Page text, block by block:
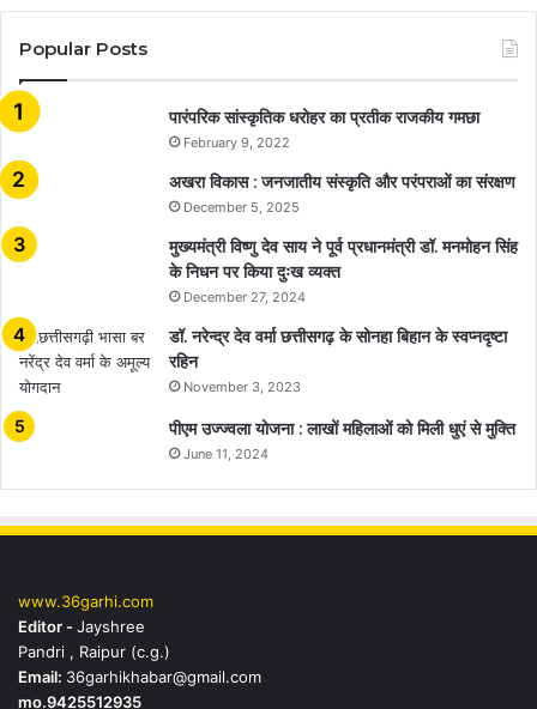
Popular Posts
​​​​​​​पारंपरिक सांस्कृतिक धरोहर का प्रतीक राजकीय गमछा
February 9, 2022
अखरा विकास : जनजातीय संस्कृति और परंपराओं का संरक्षण
December 5, 2025
मुख्यमंत्री विष्णु देव साय ने पूर्व प्रधानमंत्री डॉ. मनमोहन सिंह
के निधन पर किया दुःख व्यक्त
December 27, 2024
डॉ. नरेन्द्र देव वर्मा छत्तीसगढ़ के सोनहा बिहान के स्वप्नदृष्टा
रहिन
November 3, 2023
पीएम उज्ज्वला योजना : लाखों महिलाओं को मिली धुएं से मुक्ति
June 11, 2024
www.36garhi.com
Editor -Jayshree
Pandri , Raipur (c.g.)
Email: 36garhikhabar@gmail.com
mo.9425512935